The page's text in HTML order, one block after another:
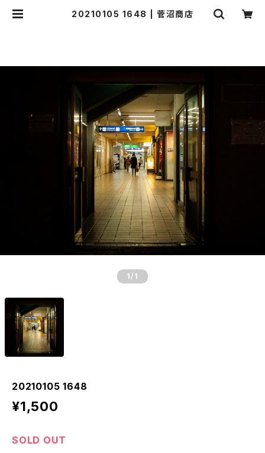
20210105 1648 | 菅沼商店
1 /1
20210105 1648
¥1,500
SOLD OUT